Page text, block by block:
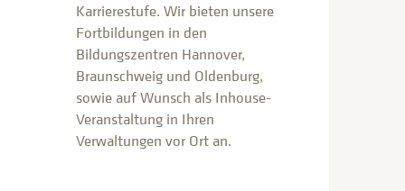
Karrierestufe. Wir bieten unsere
Fortbildungen in den
Bildungszentren Hannover,
Braunschweig und Oldenburg,
sowie auf Wunsch als Inhouse-
Veranstaltung in Ihren
Verwaltungen vor Ort an.